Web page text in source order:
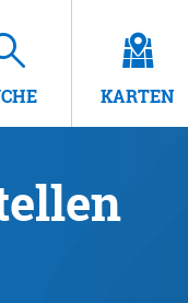
KARTEN